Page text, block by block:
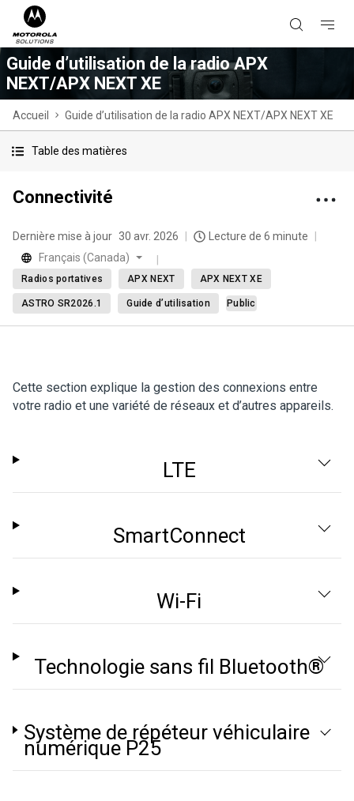
Guide d’utilisation de la radio APX
NEXT/APX NEXT XE
Accueil Guide d’utilisation de la radio APX NEXT/APX NEXT XE
Table des matières
Connectivité
Dernière mise à jour 30 avr. 2026
Lecture de 6 minute
Français (Canada)
Radios portatives APX NEXT APX NEXT XE
ASTRO SR2026.1 Guide d’utilisation Public
Cette section explique la gestion des connexions entre
votre radio et une variété de réseaux et d’autres appareils.
LTE
SmartConnect
Wi-Fi
Technologie sans fil Bluetooth®
Système de répéteur véhiculaire
numérique P25